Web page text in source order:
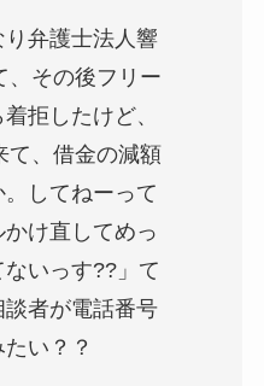
弁護士法人響
、その後フリー
拒したけど、
て、借金の減額
してねーって
け直してめっ
いっす??」て
者が電話番号
い？？